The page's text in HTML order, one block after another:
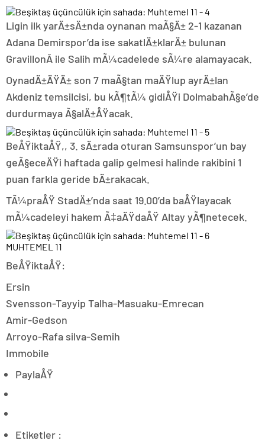
Ligin ilk yarÄ±sÄ±nda oynanan maÃ§Ä± 2-1 kazanan
Adana Demirspor’da ise sakatlÄ±klarÄ± bulunan
GravillonÂ ile Salih mÃ¼cadelede sÃ¼re alamayacak.
OynadÄ±ÄŸÄ± son 7 maÃ§tan maÄŸlup ayrÄ±lan
Akdeniz temsilcisi, bu kÃ¶tÃ¼ gidiÅŸi DolmabahÃ§e’de
durdurmaya Ã§alÄ±ÅŸacak.
BeÅŸiktaÅŸ,, 3. sÄ±rada oturan Samsunspor’un bay
geÃ§eceÄŸi haftada galip gelmesi halinde rakibini 1
puan farkla geride bÄ±rakacak.
TÃ¼praÅŸ StadÄ±’nda saat 19.00’da baÅŸlayacak
mÃ¼cadeleyi hakem Ã‡aÄŸdaÅŸ Altay yÃ¶netecek.
MUHTEMEL 11
BeÅŸiktaÅŸ:
Ersin
Svensson-Tayyip Talha-Masuaku-Emrecan
Amir-Gedson
Arroyo-Rafa silva-Semih
Immobile
PaylaÅŸ
Etiketler :